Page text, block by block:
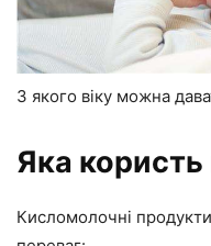
З якого віку можна
Яка користь
Кисломолочні